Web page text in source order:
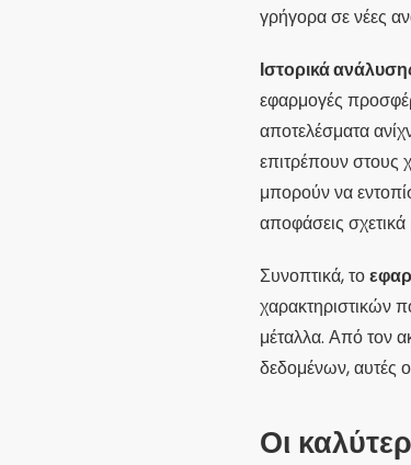
γρήγορα σε νέες
Ιστορικά
εφαρμογές
αποτελέσματα
επιτρέπουν στους
μπορούν να
αποφάσεις
Συνοπτικά, το
χαρακτηριστικών
μέταλλα. Από τον
δεδομένων, αυτές
Οι